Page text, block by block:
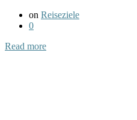
on Reiseziele
0
Read more